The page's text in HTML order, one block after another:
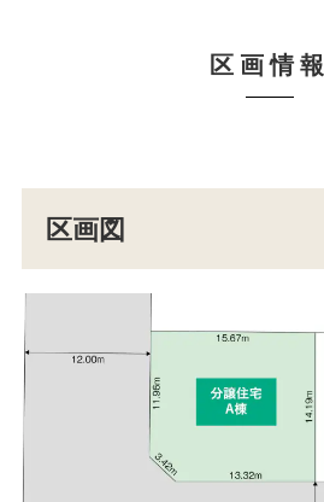
区画情報
区画図